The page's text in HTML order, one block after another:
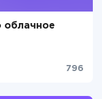
облачное
796